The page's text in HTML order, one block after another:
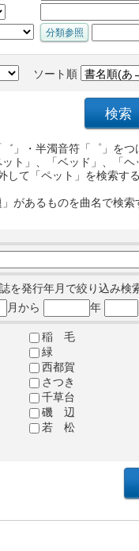
ソート順
」・半濁音符「゜」を
ト」、「ベッド」、「
して「ペット」を検索
があるものを曲名で検
を発行年月で絞り込み検
月から 年
稲 毛
緑
西都賀
さつき
千草台
磯 辺
若 松